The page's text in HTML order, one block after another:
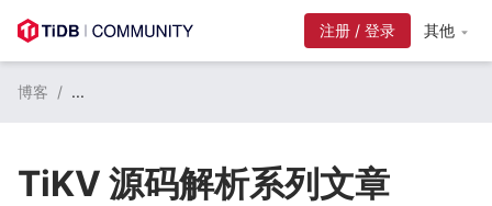
注册 / 登录 其他
博客 / ...
TiKV 源码解析系列文章